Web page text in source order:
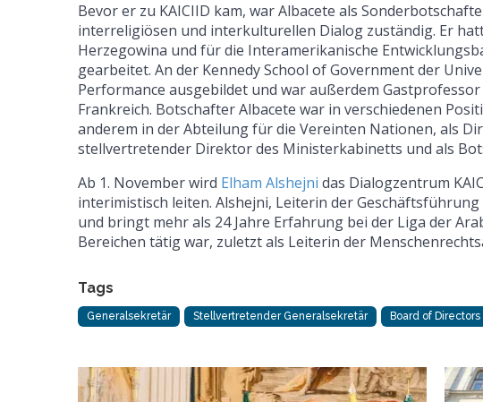
Bevor er zu KAICIID kam, war Albacete als
interreligiösen und interkulturellen Dialog zuständig. Er
Herzegowina und für die Interamerikanische
gearbeitet. An der Kennedy School of Government der
Performance ausgebildet und war außerdem
Frankreich. Botschafter Albacete war in verschiedenen
anderem in der Abteilung für die Vereinten Nationen, als
stellvertretender Direktor des Ministerkabinetts und als
Ab 1. November wird Elham Alshejni das Dialogzentrum
interimistisch leiten. Alshejni, Leiterin der
und bringt mehr als 24 Jahre Erfahrung bei der Liga der
Bereichen tätig war, zuletzt als Leiterin der
Tags
Generalsekretär Stellvertretender Generalsekretär Board of Directors